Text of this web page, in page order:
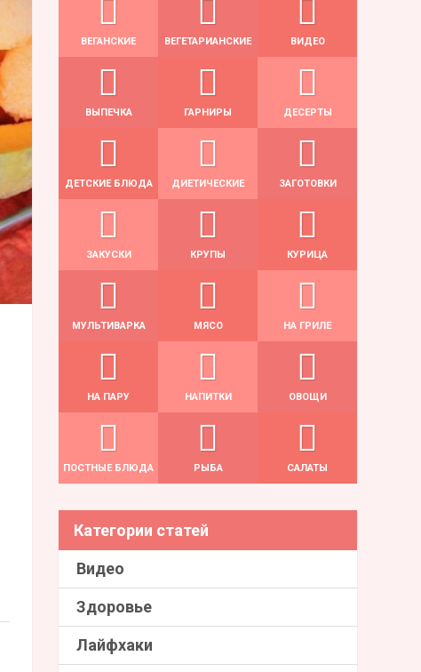
ВЕГАНСКИЕ ВЕГЕТАРИАНСКИЕ ВИДЕО
ВЫПЕЧКА ГАРНИРЫ ДЕСЕРТЫ
ДЕТСКИЕ БЛЮДА ДИЕТИЧЕСКИЕ ЗАГОТОВКИ
ЗАКУСКИ КРУПЫ КУРИЦА
МУЛЬТИВАРКА МЯСО НА ГРИЛЕ
НА ПАРУ НАПИТКИ ОВОЩИ
ПОСТНЫЕ БЛЮДА РЫБА САЛАТЫ
Категории статей
Видео
Здоровье
Лайфхаки